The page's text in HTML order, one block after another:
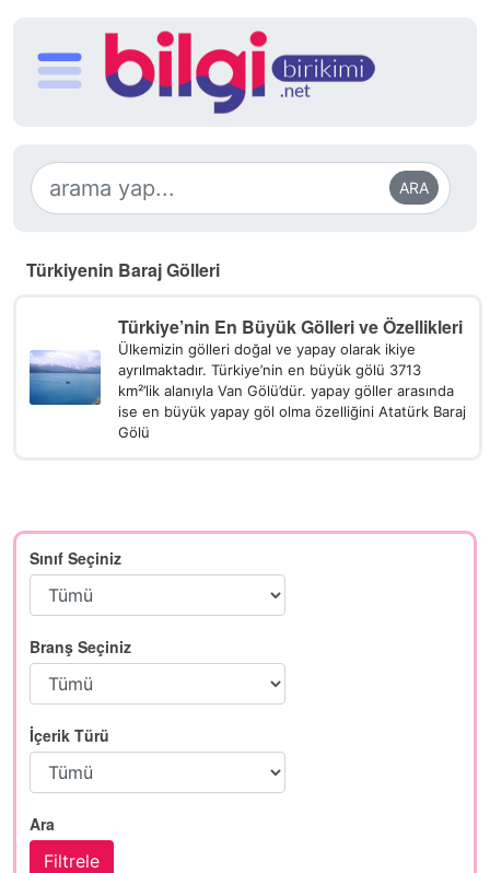
ARA
Türkiyenin Baraj Gölleri
Türkiye’nin En Büyük Gölleri ve Özellikleri
Ülkemizin gölleri doğal ve yapay olarak ikiye
ayrılmaktadır. Türkiye’nin en büyük gölü 3713
km²’lik alanıyla Van Gölü’dür. yapay göller arasında
ise en büyük yapay göl olma özelliğini Atatürk Baraj
Gölü
Sınıf Seçiniz
Branş Seçiniz
İçerik Türü
Ara